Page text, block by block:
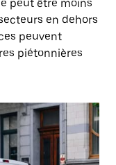
peut être moins
en dehors
peuvent
piétonnières